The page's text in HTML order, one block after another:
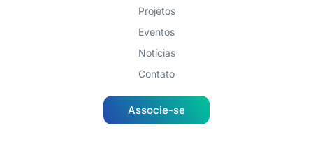
Projetos
Eventos
Notícias
Contato
Associe-se